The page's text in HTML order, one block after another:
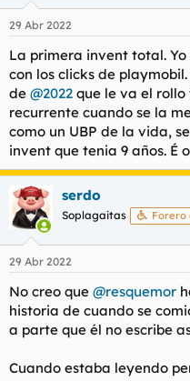
e
:
29 Abr 2022
La primera invent total.
con los clicks de
de @2022 que le va el
recurrente cuando se la
como un UBP de la vida,
invent que tenia 9 años. É
serdo
Soplagaitas Forero
29 Abr 2022
No creo que @resquemor
historia de cuando se
a parte que él no escribe
Cuando estaba leyendo